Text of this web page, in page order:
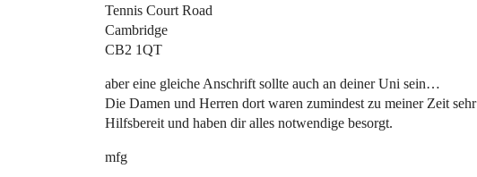
Tennis Court Road
Cambridge
CB2 1QT
aber eine gleiche Anschrift sollte auch an deiner Uni sein…
Die Damen und Herren dort waren zumindest zu meiner Zeit sehr
Hilfsbereit und haben dir alles notwendige besorgt.
mfg